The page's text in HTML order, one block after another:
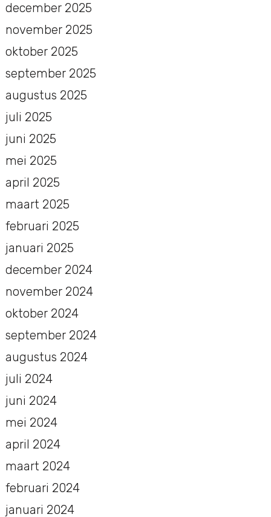
december 2025
november 2025
oktober 2025
september 2025
augustus 2025
juli 2025
juni 2025
mei 2025
april 2025
maart 2025
februari 2025
januari 2025
december 2024
november 2024
oktober 2024
september 2024
augustus 2024
juli 2024
juni 2024
mei 2024
april 2024
maart 2024
februari 2024
januari 2024